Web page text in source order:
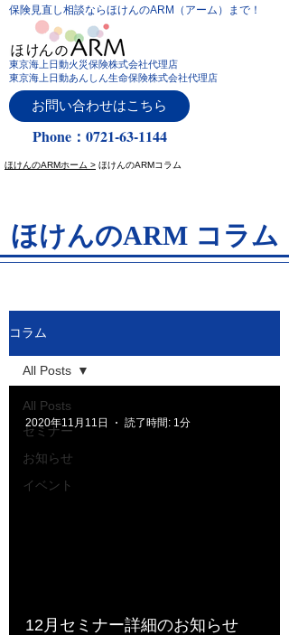
保険見直し相談ならほけんのARM（アーム）まで！
東京海上日動火災保険株式会社代理店
東京海上日動あんしん生命保険株式会社代理店
お問い合わせはこちら
Phone：0721-63-1144
ほけんのARMホーム > ほけんのARMコラム
ほけんのARM コラム
コラム
All Posts
セミナー
お知らせ
イベント
All Posts
12月セミナー詳細のお知らせ
2020年11月11日 読了時間: 1分